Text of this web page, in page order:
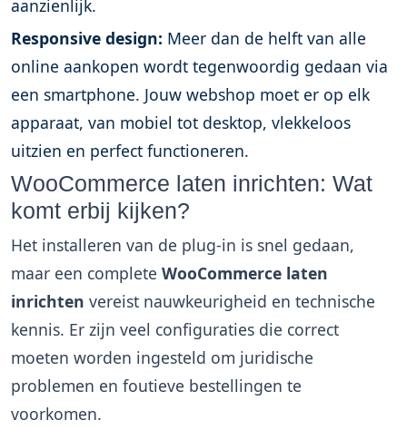
aanzienlijk.
Responsive design: Meer dan de helft van alle
online aankopen wordt tegenwoordig gedaan via
een smartphone. Jouw webshop moet er op elk
apparaat, van mobiel tot desktop, vlekkeloos
uitzien en perfect functioneren.
WooCommerce laten inrichten: Wat
komt erbij kijken?
Het installeren van de plug-in is snel gedaan,
maar een complete WooCommerce laten
inrichten vereist nauwkeurigheid en technische
kennis. Er zijn veel configuraties die correct
moeten worden ingesteld om juridische
problemen en foutieve bestellingen te
voorkomen.